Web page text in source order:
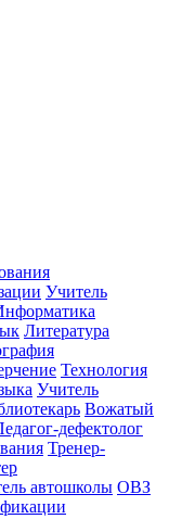
Учитель
Литература
Технология
Учитель
Вожатый
дефектолог
Тренер-
автошколы ОВЗ